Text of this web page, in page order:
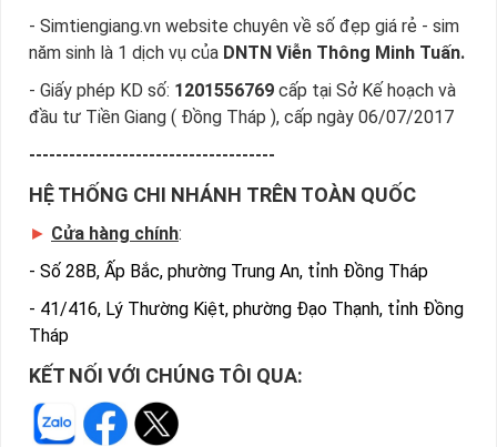
- Simtiengiang.vn website chuyên về số đẹp giá rẻ - sim
năm sinh là 1 dịch vụ của DNTN Viễn Thông Minh Tuấn.
- Giấy phép KD số: 1201556769 cấp tại Sở Kế hoạch và
đầu tư Tiền Giang ( Đồng Tháp ), cấp ngày 06/07/2017
-------------------------------------
HỆ THỐNG CHI NHÁNH TRÊN TOÀN QUỐC
► Cửa hàng chính:
- Số 28B, Ấp Bắc, phường Trung An, tỉnh Đồng Tháp
- 41/416, Lý Thường Kiệt, phường Đạo Thạnh, tỉnh Đồng
Tháp
KẾT NỐI VỚI CHÚNG TÔI QUA: